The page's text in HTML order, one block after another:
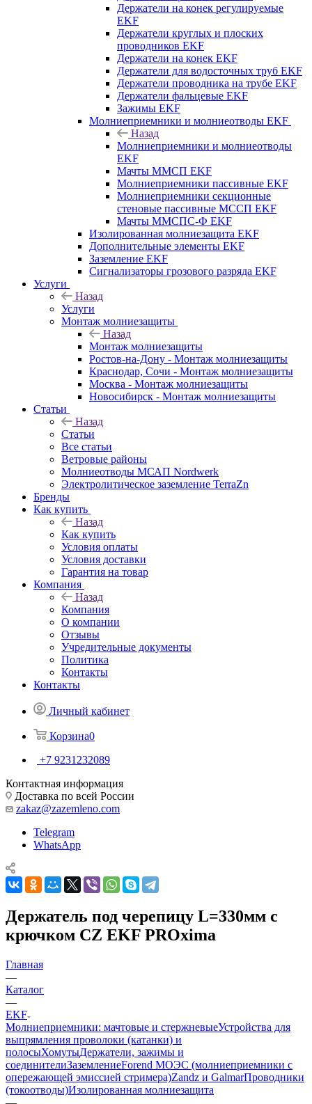
Держатели на конек регулируемые
EKF
Держатели круглых и плоских
проводников EKF
Держатели на конек EKF
Держатели для водосточных труб EKF
Держатели проводника на трубе EKF
Держатели фальцевые EKF
Зажимы EKF
Молниеприемники и молниеотводы EKF
Назад
Молниеприемники и молниеотводы
EKF
Мачты ММСП EKF
Молниеприемники пассивные EKF
Молниеприемники секционные
стеновые пассивные МССП EKF
Мачты ММСПС-Ф EKF
Изолированная молниезащита EKF
Дополнительные элементы EKF
Заземление EKF
Сигнализаторы грозового разряда EKF
Услуги
Назад
Услуги
Монтаж молниезащиты
Назад
Монтаж молниезащиты
Ростов-на-Дону - Монтаж молниезащиты
Краснодар, Сочи - Монтаж молниезащиты
Москва - Монтаж молниезащиты
Новосибирск - Монтаж молниезащиты
Статьи
Назад
Статьи
Все статьи
Ветровые районы
Молниеотводы МСАП Nordwerk
Электролитическое заземление TerraZn
Бренды
Как купить
Назад
Как купить
Условия оплаты
Условия доставки
Гарантия на товар
Компания
Назад
Компания
О компании
Отзывы
Учредительные документы
Политика
Контакты
Контакты
Личный кабинет
Корзина0
+7 9231232089
Контактная информация
Доставка по всей России
zakaz@zazemleno.com
Telegram
WhatsApp
Держатель под черепицу L=330мм с
крючком CZ EKF PROxima
Главная
—
Каталог
—
EKF
Молниеприемники: мачтовые и стержневыеУстройства для
выпрямления проволоки (катанки) и
полосыХомутыДержатели, зажимы и
соединителиЗаземлениеForend МОЭС (молниеприемники с
опережающей эмиссией стримера)Zandz и GalmarПроводники
(токоотводы)Изолированная молниезащита